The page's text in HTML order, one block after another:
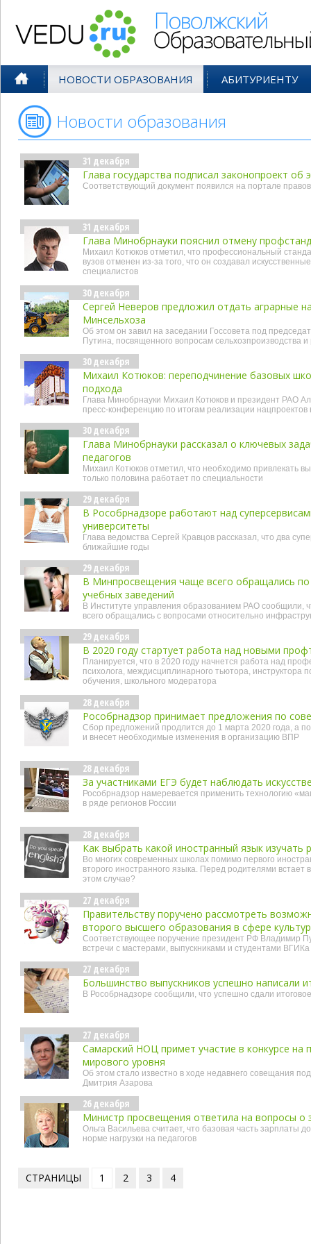
НОВОСТИ ОБРАЗОВАНИЯ АБИТУРИЕНТУ
Новости образования
31 декабря
Глава государства подписал законопроект об
Соответствующий документ появился на портале
31 декабря
Глава Минобрнауки пояснил отмену
Михаил Котюков отметил, что профессиональный
вузов отменен из-за того, что он создавал
специалистов
30 декабря
Сергей Неверов предложил отдать аграрные
Минсельхоза
Об этом он завил на заседании Госсовета под
Путина, посвященного вопросам сельхозпроизводства и
30 декабря
Михаил Котюков: переподчинение базовых
подхода
Глава Минобрнауки Михаил Котюков и президент РАО
пресс-конференцию по итогам реализации нацпроектов
30 декабря
Глава Минобрнауки рассказал о ключевых
педагогов
Михаил Котюков отметил, что необходимо привлекать
только половина работает по специальности
29 декабря
В Рособрнадзоре работают над
университеты
Глава ведомства Сергей Кравцов рассказал, что два
ближайшие годы
29 декабря
В Минпросвещения чаще всего обращались
учебных заведений
В Институте управления образованием РАО сообщили,
всего обращались с вопросами относительно
29 декабря
В 2020 году стартует работа над новыми
Планируется, что в 2020 году начнется работа над
психолога, междисциплинарного тьютора, инструктора
обучения, школьного модератора
28 декабря
Рособрнадзор принимает предложения по
Сбор предложений продлится до 1 марта 2020 года, а
и внесет необходимые изменения в организацию ВПР
28 декабря
За участниками ЕГЭ будет наблюдать
Рособрнадзор намеревается применить технологию
в ряде регионов России
28 декабря
Как выбрать какой иностранный язык изучать
Во многих современных школах помимо первого
второго иностранного языка. Перед родителями встает
этом случае?
27 декабря
Правительству поручено рассмотреть
второго высшего образования в сфере
Соответствующее поручение президент РФ Владимир
встречи с мастерами, выпускниками и студентами ВГИКа
27 декабря
Большинство выпускников успешно написали
В Рособрнадзоре сообщили, что успешно сдали
27 декабря
Самарский НОЦ примет участие в конкурсе на
мирового уровня
Об этом стало известно в ходе недавнего совещания
Дмитрия Азарова
26 декабря
Министр просвещения ответила на вопросы о
Ольга Васильева считает, что базовая часть зарплаты
норме нагрузки на педагогов
СТРАНИЦЫ 1 2 3 4